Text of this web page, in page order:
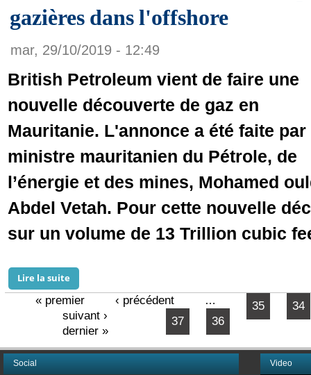
gazières dans l'offshore
mar, 29/10/2019 - 12:49
British Petroleum vient de faire une
nouvelle découverte de gaz en
Mauritanie. L'annonce a été faite par
ministre mauritanien du Pétrole, de
l’énergie et des mines, Mohamed
Abdel Vetah. Pour cette nouvelle
sur un volume de 13 Trillion cubic
Lire la suite
Pages« premier ‹ précédent … 34
35
36
37
suivant ›
dernier »
Video
Social